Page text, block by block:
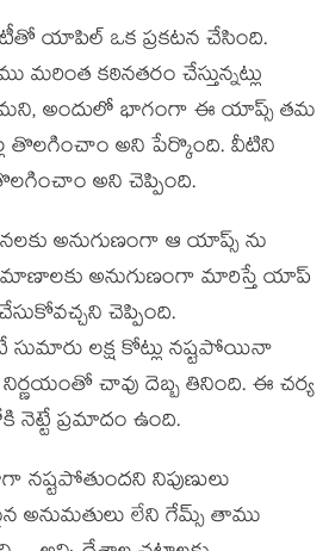
యాపిల్ ఒక ప్రకటన చేసింది.
మరింత కఠినతరం చేస్తున్నట్లు
అందులో భాగంగా ఈ యాప్స్ తమ
తొలగించాం అని పేర్కొంది. వీటిని
అని చెప్పింది.
అనుగుణంగా ఆ యాప్స్ ను
అనుగుణంగా మారిస్తే యాప్
చెప్పింది.
లక్ష కోట్లు నష్టపోయినా
చావు దెబ్బ తినింది. ఈ చర్య
నెట్టే ప్రమాదం ఉంది.
నిపుణులు
అనుమతులు లేని గేమ్స్ తాము